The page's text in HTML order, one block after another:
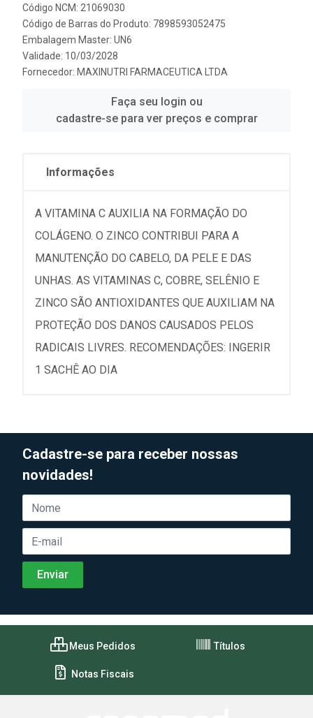
Código NCM: 21069030
Código de Barras do Produto: 7898593052475
Embalagem Master: UN6
Validade: 10/03/2028
Fornecedor: MAXINUTRI FARMACEUTICA LTDA
Faça seu login ou
cadastre-se para ver preços e comprar
Informações
A VITAMINA C AUXILIA NA FORMAÇÃO DO
COLÁGENO. O ZINCO CONTRIBUI PARA A
MANUTENÇÃO DO CABELO, DA PELE E DAS
UNHAS. AS VITAMINAS C, COBRE, SELÊNIO E
ZINCO SÃO ANTIOXIDANTES QUE AUXILIAM NA
PROTEÇÃO DOS DANOS CAUSADOS PELOS
RADICAIS LIVRES. RECOMENDAÇÕES: INGERIR
1 SACHÊ AO DIA
Cadastre-se para receber nossas
novidades!
Meus Pedidos Títulos
Notas Fiscais